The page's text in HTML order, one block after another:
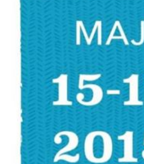
Informator parafialny
Dla dzieci